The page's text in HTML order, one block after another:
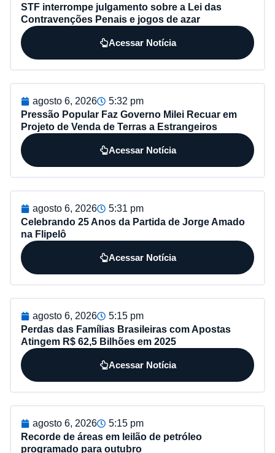
STF interrompe julgamento sobre a Lei das
Contravenções Penais e jogos de azar
Acessar Notícia
agosto 6, 2026
5:32 pm
Pressão Popular Faz Governo Milei Recuar em
Projeto de Venda de Terras a Estrangeiros
Acessar Notícia
agosto 6, 2026
5:31 pm
Celebrando 25 Anos da Partida de Jorge Amado
na Flipelô
Acessar Notícia
agosto 6, 2026
5:15 pm
Perdas das Famílias Brasileiras com Apostas
Atingem R$ 62,5 Bilhões em 2025
Acessar Notícia
agosto 6, 2026
5:15 pm
Recorde de áreas em leilão de petróleo
programado para outubro